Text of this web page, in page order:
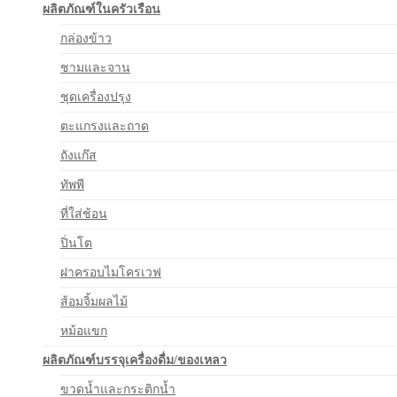
ผลิตภัณฑ์ในครัวเรือน
กล่องข้าว
ชามและจาน
ชุดเครื่องปรุง
ตะแกรงและถาด
ถังแก๊ส
ทัพพี
ที่ใส่ช้อน
ปิ่นโต
ฝาครอบไมโครเวฟ
ส้อมจิ้มผลไม้
หม้อแขก
ผลิตภัณฑ์บรรจุเครื่องดื่ม/ของเหลว
ขวดน้ำและกระติกน้ำ